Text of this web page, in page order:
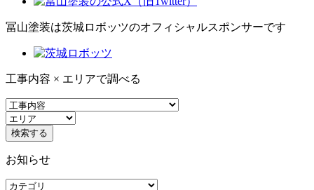
冨山塗装は茨城ロボッツのオフィシャルスポンサーです
工事内容 × エリアで調べる
お知らせ